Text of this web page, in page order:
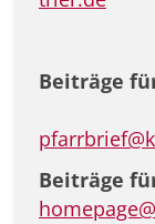
Beiträge
Beiträge